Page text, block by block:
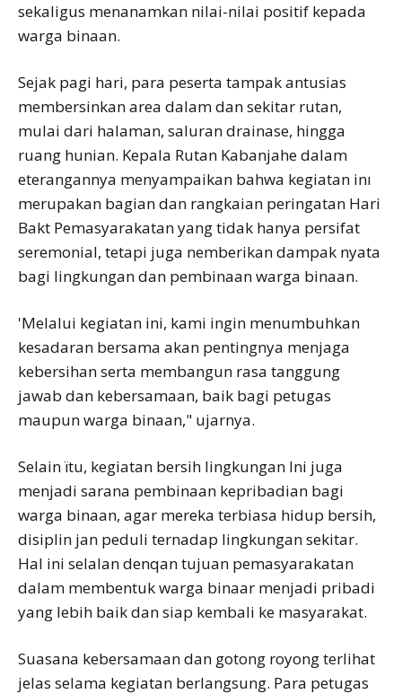
sekaligus menanamkan nilai-nilai positif kepada
warga binaan.
Sejak pagi hari, para peserta tampak antusias
membersinkan area dalam dan sekitar rutan,
mulai dari halaman, saluran drainase, hingga
ruang hunian. Kepala Rutan Kabanjahe dalam
eterangannya menyampaikan bahwa kegiatan inı
merupakan bagian dan rangkaian peringatan Hari
Bakt Pemasyarakatan yang tidak hanya persifat
seremonial, tetapi juga nemberikan dampak nyata
bagi lingkungan dan pembinaan warga binaan.
'Melalui kegiatan ini, kami ingin menumbuhkan
kesadaran bersama akan pentingnya menjaga
kebersihan serta membangun rasa tanggung
jawab dan kebersamaan, baik bagi petugas
maupun warga binaan," ujarnya.
Selain ïtu, kegiatan bersih lingkungan Ini juga
menjadi sarana pembinaan kepribadian bagi
warga binaan, agar mereka terbiasa hidup bersih,
disiplin jan peduli ternadap lingkungan sekitar.
Hal ini selalan denqan tujuan pemasyarakatan
dalam membentuk warga binaar menjadi pribadi
yang lebih baik dan siap kembali ke masyarakat.
Suasana kebersamaan dan gotong royong terlihat
jelas selama kegiatan berlangsung. Para petugas